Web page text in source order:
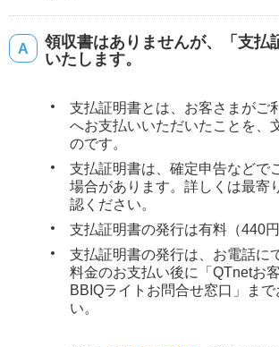
領収書はありませんが、「支払
いたします。
支払証明書とは、お客さまがご
へお支払いいただいたことを、
のです。
支払証明書は、確定申告などで
場合があります。詳しくは最寄
認ください。
支払証明書の発行は有料（440円
支払証明書の発行は、お電話に
料金のお支払い後に「QTnetお
BBIQライトお問合せ窓口」まで
い。